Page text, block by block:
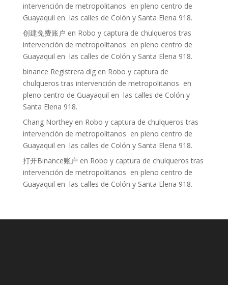
intervención de metropolitanos en pleno centro de
Guayaquil en las calles de Colón y Santa Elena 918.
创建免费账户 en Robo y captura de chulqueros tras
intervención de metropolitanos en pleno centro de
Guayaquil en las calles de Colón y Santa Elena 918.
binance Registrera digen Robo y captura de
chulqueros tras intervención de metropolitanos en
pleno centro de Guayaquil en las calles de Colón y
Santa Elena 918.
Chang Northeyen Robo y captura de chulqueros tras
intervención de metropolitanos en pleno centro de
Guayaquil en las calles de Colón y Santa Elena 918.
打开Binance账户 en Robo y captura de chulqueros tras
intervención de metropolitanos en pleno centro de
Guayaquil en las calles de Colón y Santa Elena 918.